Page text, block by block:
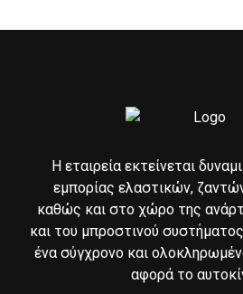
Η εταιρεία εκτείνεται
εμπορίας ελαστικών,
καθώς και στο χώρο της
και του μπροστινού
ένα σύγχρονο και
αφορά το